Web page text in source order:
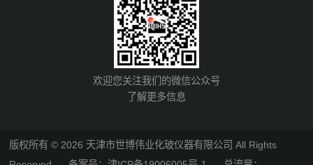
欢迎您关注我们的微信公众号
了解更多信息
版权所有 © 2026 天津市世博伟业化玻仪器有限公司 All Rights